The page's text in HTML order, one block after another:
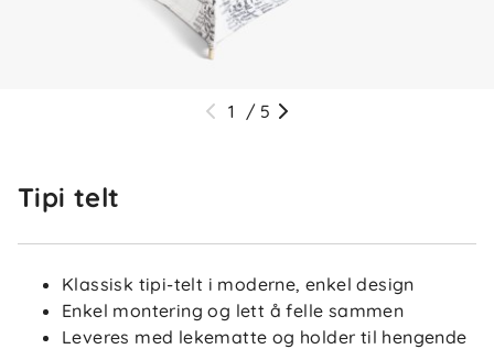
1 / 5
Tipi telt
Klassisk tipi-telt i moderne, enkel design
Enkel montering og lett å felle sammen
Leveres med lekematte og holder til hengende